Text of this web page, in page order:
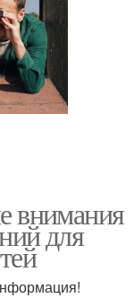
внимания
для